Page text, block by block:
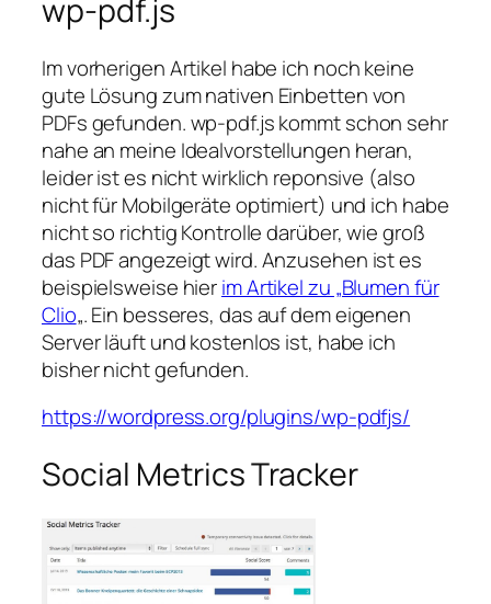
wp-pdf.js
Im vorherigen Artikel habe ich noch keine
gute Lösung zum nativen Einbetten von
PDFs gefunden. wp-pdf.js kommt schon sehr
nahe an meine Idealvorstellungen heran,
leider ist es nicht wirklich reponsive (also
nicht für Mobilgeräte optimiert) und ich habe
nicht so richtig Kontrolle darüber, wie groß
das PDF angezeigt wird. Anzusehen ist es
beispielsweise hierim Artikel zu „Blumen für
Clio„. Ein besseres, das auf dem eigenen
Server läuft und kostenlos ist, habe ich
bisher nicht gefunden.
https://wordpress.org/plugins/wp-pdfjs/
Social Metrics Tracker